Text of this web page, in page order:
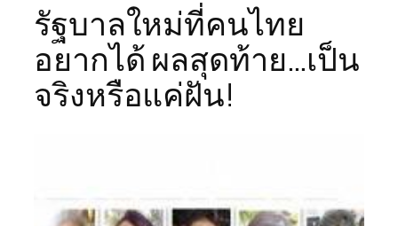
รัฐบาลใหม่ที่คนไทย
อยากได้ ผลสุดท้าย…เป็น
จริงหรือแค่ฝัน!